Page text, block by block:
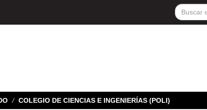
COLEGIO DE CIENCIAS E INGENIERÍAS (POLI)